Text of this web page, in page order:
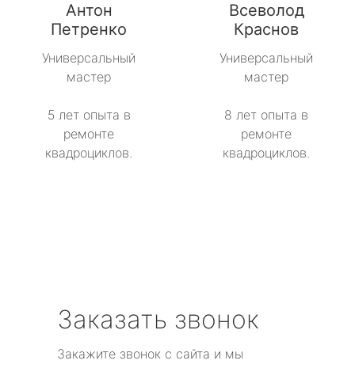
Антон
Петренко
Универсальный
мастер
5 лет опыта в
ремонте
квадроциклов.
Всеволод
Краснов
Универсальный
мастер
8 лет опыта в
ремонте
квадроциклов.
Заказать звонок
Закажите звонок с сайта и мы